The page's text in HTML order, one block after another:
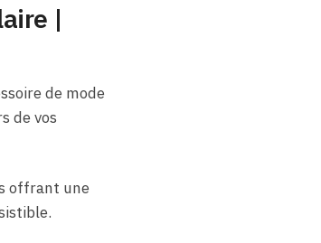
|
de mode
de vos
offrant une